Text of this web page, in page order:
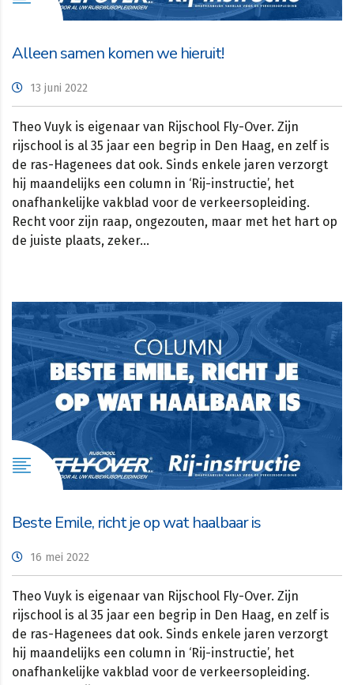
Alleen samen komen we hieruit!
13 juni 2022
Theo Vuyk is eigenaar van Rijschool Fly-Over. Zijn
rijschool is al 35 jaar een begrip in Den Haag, en zelf is
de ras-Hagenees dat ook. Sinds enkele jaren verzorgt
hij maandelijks een column in ‘Rij-instructie’, het
onafhankelijke vakblad voor de verkeersopleiding.
Recht voor zijn raap, ongezouten, maar met het hart op
de juiste plaats, zeker…
Beste Emile, richt je op wat haalbaar is
16 mei 2022
Theo Vuyk is eigenaar van Rijschool Fly-Over. Zijn
rijschool is al 35 jaar een begrip in Den Haag, en zelf is
de ras-Hagenees dat ook. Sinds enkele jaren verzorgt
hij maandelijks een column in ‘Rij-instructie’, het
onafhankelijke vakblad voor de verkeersopleiding.